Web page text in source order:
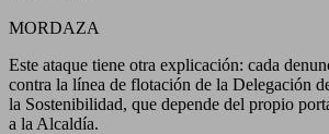
MORDAZA
Este ataque tiene otra explicación: cada
contra la línea de flotación de la Delegación
la Sostenibilidad, que depende del propio
a la Alcaldía.